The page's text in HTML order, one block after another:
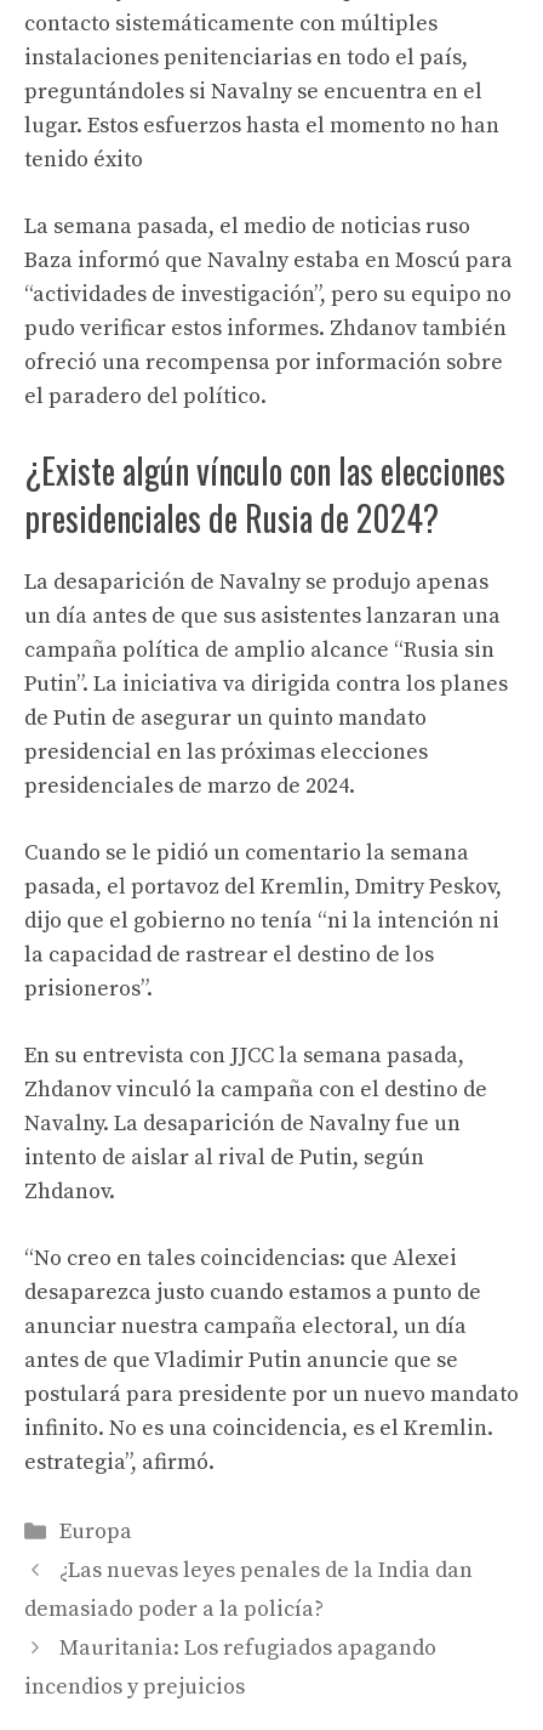
contacto sistemáticamente con múltiples
instalaciones penitenciarias en todo el país,
preguntándoles si Navalny se encuentra en el
lugar. Estos esfuerzos hasta el momento no han
tenido éxito
La semana pasada, el medio de noticias ruso
Baza informó que Navalny estaba en Moscú para
“actividades de investigación”, pero su equipo no
pudo verificar estos informes. Zhdanov también
ofreció una recompensa por información sobre
el paradero del político.
¿Existe algún vínculo con las elecciones
presidenciales de Rusia de 2024?
La desaparición de Navalny se produjo apenas
un día antes de que sus asistentes lanzaran una
campaña política de amplio alcance “Rusia sin
Putin”. La iniciativa va dirigida contra los planes
de Putin de asegurar un quinto mandato
presidencial en las próximas elecciones
presidenciales de marzo de 2024.
Cuando se le pidió un comentario la semana
pasada, el portavoz del Kremlin, Dmitry Peskov,
dijo que el gobierno no tenía “ni la intención ni
la capacidad de rastrear el destino de los
prisioneros”.
En su entrevista con JJCC la semana pasada,
Zhdanov vinculó la campaña con el destino de
Navalny. La desaparición de Navalny fue un
intento de aislar al rival de Putin, según
Zhdanov.
“No creo en tales coincidencias: que Alexei
desaparezca justo cuando estamos a punto de
anunciar nuestra campaña electoral, un día
antes de que Vladimir Putin anuncie que se
postulará para presidente por un nuevo mandato
infinito. No es una coincidencia, es el Kremlin.
estrategia”, afirmó.
Categories
Europa
¿Las nuevas leyes penales de la India dan
demasiado poder a la policía?
Mauritania: Los refugiados apagando
incendios y prejuicios